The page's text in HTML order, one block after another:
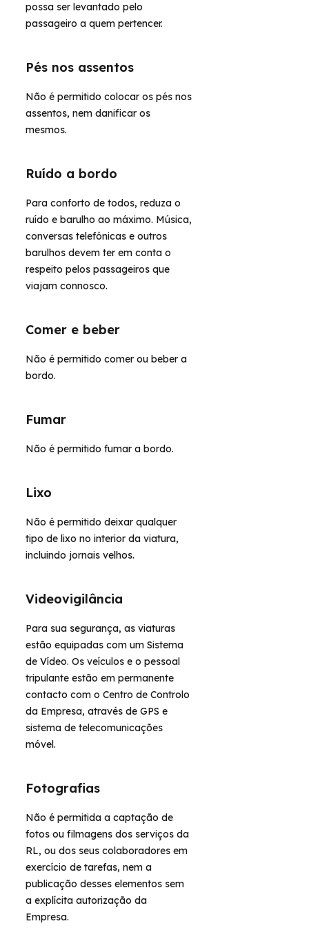
possa ser levantado pelo
passageiro a quem pertencer.
Pés nos assentos
Não é permitido colocar os pés nos
assentos, nem danificar os
mesmos.
Ruído a bordo
Para conforto de todos, reduza o
ruído e barulho ao máximo. Música,
conversas telefónicas e outros
barulhos devem ter em conta o
respeito pelos passageiros que
viajam connosco.
Comer e beber
Não é permitido comer ou beber a
bordo.
Fumar
Não é permitido fumar a bordo.
Lixo
Não é permitido deixar qualquer
tipo de lixo no interior da viatura,
incluindo jornais velhos.
Videovigilância
Para sua segurança, as viaturas
estão equipadas com um Sistema
de Vídeo. Os veículos e o pessoal
tripulante estão em permanente
contacto com o Centro de Controlo
da Empresa, através de GPS e
sistema de telecomunicações
móvel.
Fotografias
Não é permitida a captação de
fotos ou filmagens dos serviços da
RL, ou dos seus colaboradores em
exercício de tarefas, nem a
publicação desses elementos sem
a explícita autorização da
Empresa.